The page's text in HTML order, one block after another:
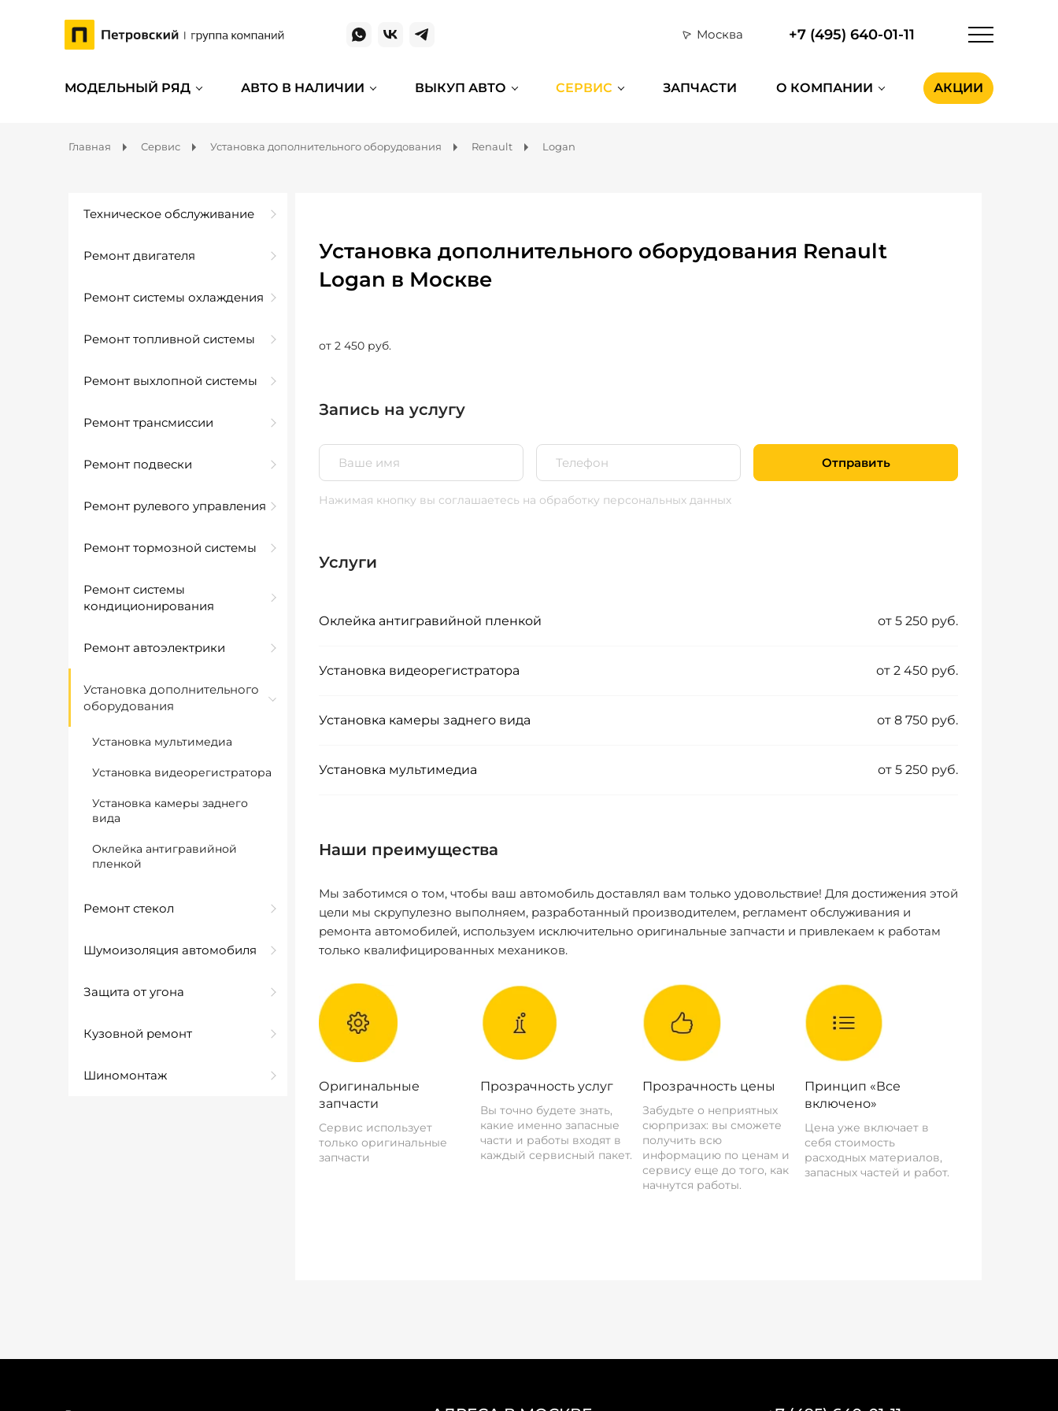
Москва +7 (495) 640-01-11
МОДЕЛЬНЫЙ РЯД АВТО В НАЛИЧИИ ВЫКУП АВТО СЕРВИС ЗАПЧАСТИ О КОМПАНИИ АКЦИИ
Главная Сервис Установка дополнительного оборудования Renault Logan
Техническое обслуживание
Ремонт двигателя
Ремонт системы охлаждения
Ремонт топливной системы
Ремонт выхлопной системы
Ремонт трансмиссии
Ремонт подвески
Ремонт рулевого управления
Ремонт тормозной системы
Ремонт системы
кондиционирования
Ремонт автоэлектрики
Установка дополнительного
оборудования
Установка мультимедиа
Установка видеорегистратора
Установка камеры заднего
вида
Оклейка антигравийной
пленкой
Ремонт стекол
Шумоизоляция автомобиля
Защита от угона
Кузовной ремонт
Шиномонтаж
Установка дополнительного оборудования Renault
Logan в Москве
от 2 450 руб.
Запись на услугу
Отправить
Нажимая кнопку вы соглашаетесь на обработку персональных данных
Услуги
Оклейка антигравийной пленкой от 5 250 руб.
Установка видеорегистратора от 2 450 руб.
Установка камеры заднего вида от 8 750 руб.
Установка мультимедиа от 5 250 руб.
Наши преимущества
Мы заботимся о том, чтобы ваш автомобиль доставлял вам только удовольствие! Для достижения этой
цели мы скрупулезно выполняем, разработанный производителем, регламент обслуживания и
ремонта автомобилей, используем исключительно оригинальные запчасти и привлекаем к работам
только квалифицированных механиков.
Оригинальные
запчасти
Сервис использует
только оригинальные
запчасти
Прозрачность услуг
Вы точно будете знать,
какие именно запасные
части и работы входят в
каждый сервисный пакет.
Прозрачность цены
Забудьте о неприятных
сюрпризах: вы сможете
получить всю
информацию по ценам и
сервису еще до того, как
начнутся работы.
Принцип «Все
включено»
Цена уже включает в
себя стоимость
расходных материалов,
запасных частей и работ.